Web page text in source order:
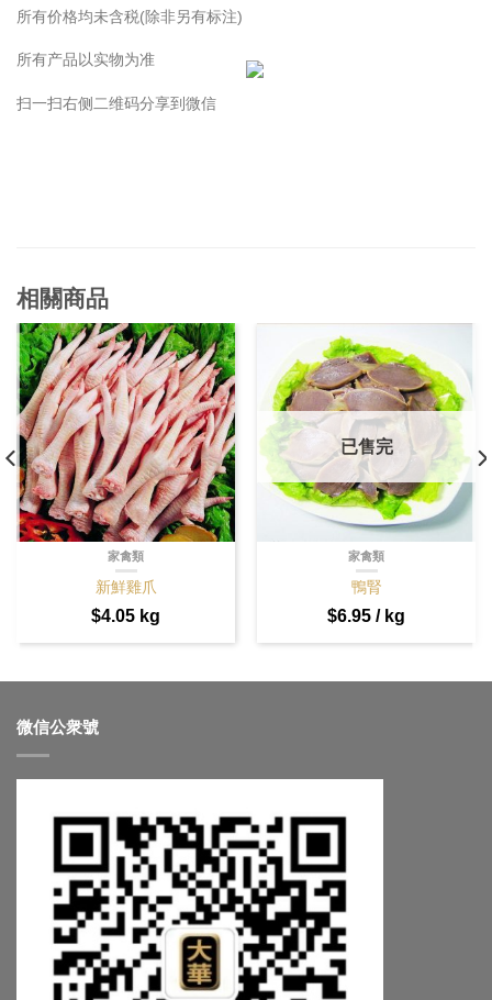
所有价格均未含税(除非另有标注)
所有产品以实物为准
扫一扫右侧二维码分享到微信
相關商品
家禽類
新鮮雞爪
$4.05 kg
已售完
家禽類
鴨腎
$6.95 / kg
微信公衆號